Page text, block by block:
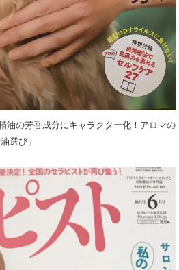
油の芳香成分にキャラクター化！アロマの
選び」